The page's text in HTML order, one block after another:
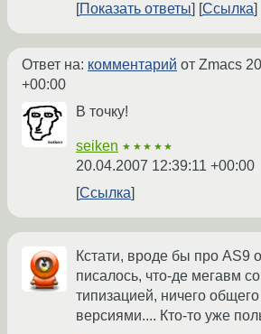
Показать ответы
Ссылка
Ответ на: комментарий от Zmacs
+00:00
В точку!
seiken ★★★★★
20.04.2007 12:39:11 +00:00
Ссылка
Кстати, вроде бы про AS9
писалось, что-де мегавм со
типизацией, ничего
версиями.... Кто-то уже